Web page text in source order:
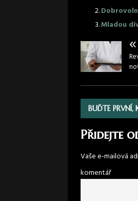
Mladou
BUĎTE
Přidejte
Vaše e-mailová
komentář